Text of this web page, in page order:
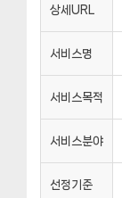
상세URL
서비스명
서비스목적
서비스분야
선정기준